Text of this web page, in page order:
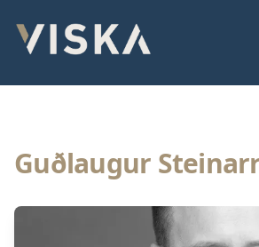
Viska Sjóðir
Guðlaugur